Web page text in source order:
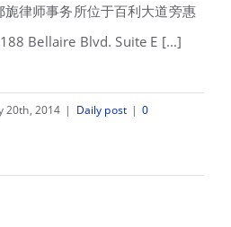
律师事务所位于百利大道旁惠
Bellaire Blvd. Suite E [...]
20th, 2014 | Daily post | 0